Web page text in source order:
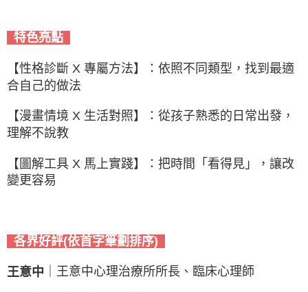
特色亮點
【性格診斷 X 專屬方法】：依照不同類型，找到最適
合自己的做法
【漫畫情境 X 生活對照】：從孩子熟悉的日常出發，
理解不說教
【圖解工具 X 馬上實踐】：把時間「看得見」，讓改
變更容易
各界好評(依首字筆劃排序)
王意中 ｜王意中心理治療所所長、臨床心理師